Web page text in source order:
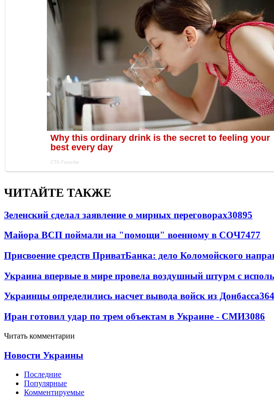
ЧИТАЙТЕ ТАКЖЕ
Зеленский сделал заявление о мирных переговорах30895
Майора ВСП поймали на "помощи" военному в СОЧ7477
Присвоение средств ПриватБанка: дело Коломойского
Украина впервые в мире провела воздушный штурм с
Украинцы определились насчет вывода войск из Донбасса
Иран готовил удар по трем объектам в Украине - СМИ3086
Читать комментарии
Новости Украины
Последние
Популярные
Комментируемые